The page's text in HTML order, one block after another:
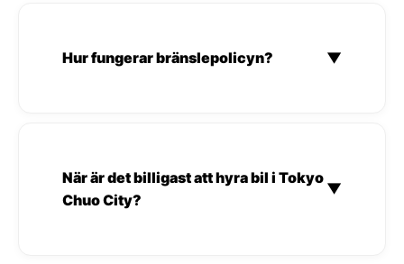
Hur fungerar bränslepolicyn? ▼
När är det billigast att hyra bil i Tokyo
Chuo City?
▼